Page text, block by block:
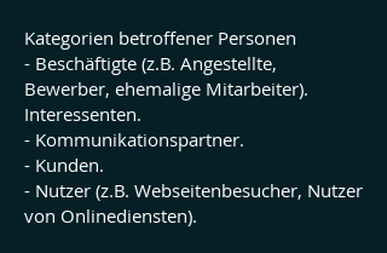
Kategorien betroffener Personen
- Beschäftigte (z.B. Angestellte,
Bewerber, ehemalige Mitarbeiter).
Interessenten.
- Kommunikationspartner.
- Kunden.
- Nutzer (z.B. Webseitenbesucher, Nutzer
von Onlinediensten).